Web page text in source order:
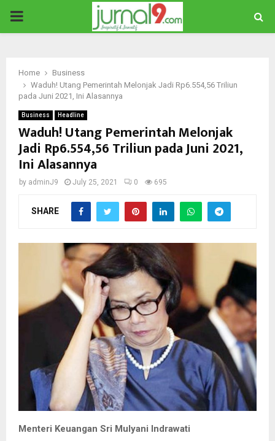
PRIMARY
Home
Business
Waduh! Utang Pemerintah Melonjak Jadi Rp6.554,56 Triliun
pada Juni 2021, Ini Alasannya
Business Headline
Waduh! Utang Pemerintah Melonjak
Jadi Rp6.554,56 Triliun pada Juni 2021,
Ini Alasannya
by adminJ9 July 25, 2021 0 695
SHARE
Menteri Keuangan Sri Mulyani Indrawati